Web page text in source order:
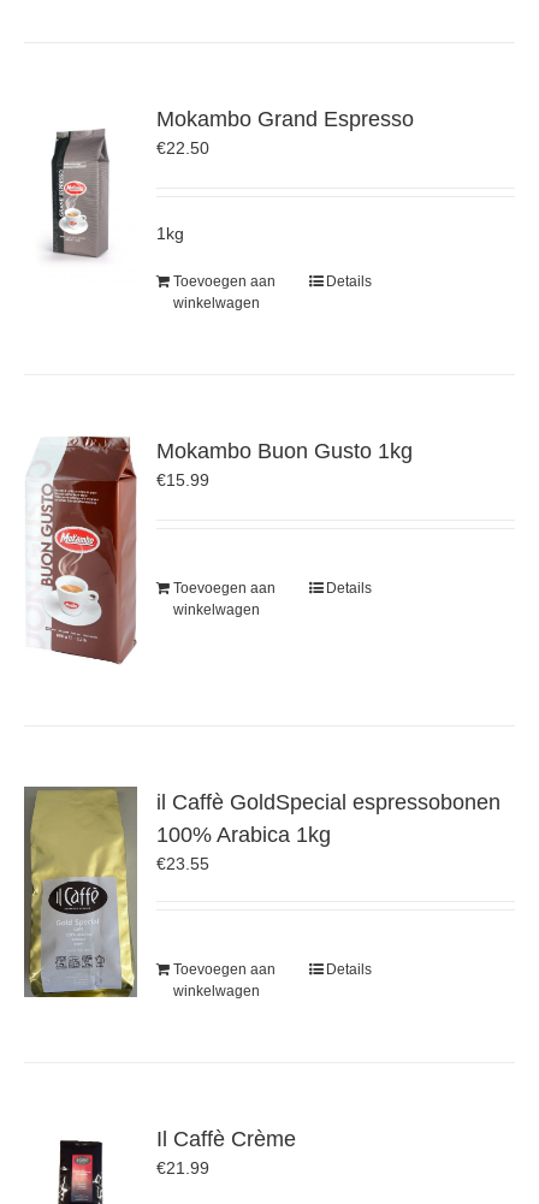
Mokambo Grand Espresso
€22.50
1kg
Toevoegen aan
winkelwagen
Details
Mokambo Buon Gusto 1kg
€15.99
Toevoegen aan
winkelwagen
Details
il Caffè GoldSpecial espressobonen
100% Arabica 1kg
€23.55
Toevoegen aan
winkelwagen
Details
Il Caffè Crème
€21.99